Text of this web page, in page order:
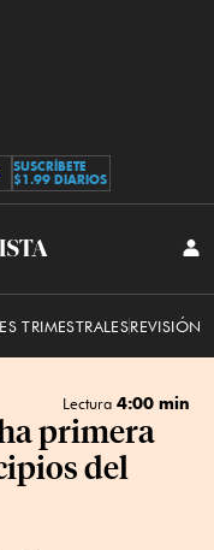
SUSCRÍBETE
$1.99 DIARIOS
TRIMESTRALESREVISIÓN
Lectura 4:00 min
primera
del